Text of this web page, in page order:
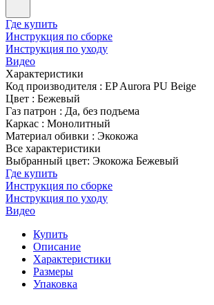
Где купить
Инструкция по сборке
Инструкция по уходу
Видео
Характеристики
Код производителя : EP Aurora PU Beige
Цвет : Бежевый
Газ патрон : Да, без подъема
Каркас : Монолитный
Материал обивки : Экокожа
Все характеристики
Выбранный цвет: Экокожа Бежевый
Где купить
Инструкция по сборке
Инструкция по уходу
Видео
Купить
Описание
Характеристики
Размеры
Упаковка